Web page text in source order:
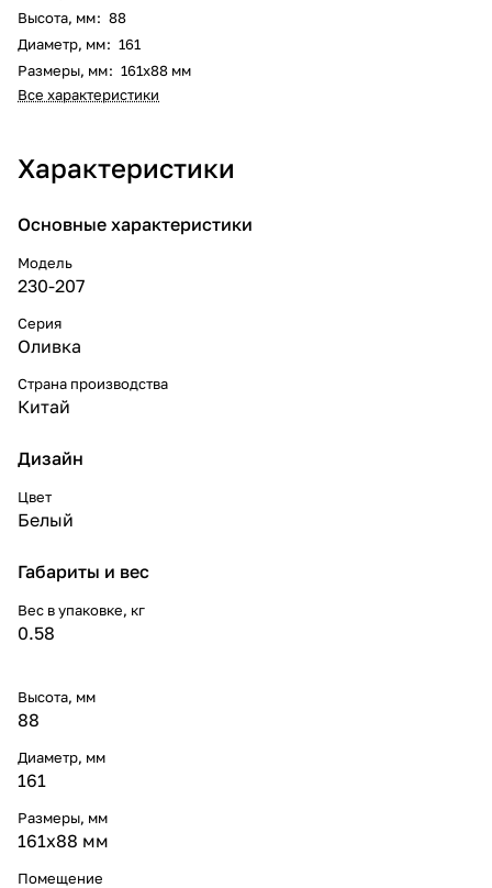
Высота, мм: 88
Диаметр, мм: 161
Размеры, мм: 161х88 мм
Все характеристики
Характеристики
Основные характеристики
Модель
230-207
Серия
Оливка
Страна производства
Китай
Дизайн
Цвет
Белый
Габариты и вес
Вес в упаковке, кг
0.58
Высота, мм
88
Диаметр, мм
161
Размеры, мм
161х88 мм
Помещение